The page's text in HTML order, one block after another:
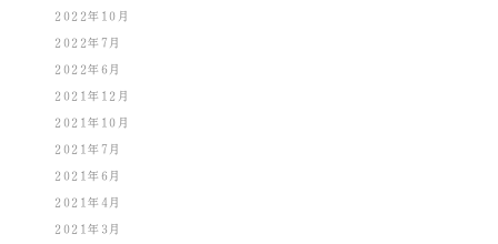
2022年10月
2022年7月
2022年6月
2021年12月
2021年10月
2021年7月
2021年6月
2021年4月
2021年3月